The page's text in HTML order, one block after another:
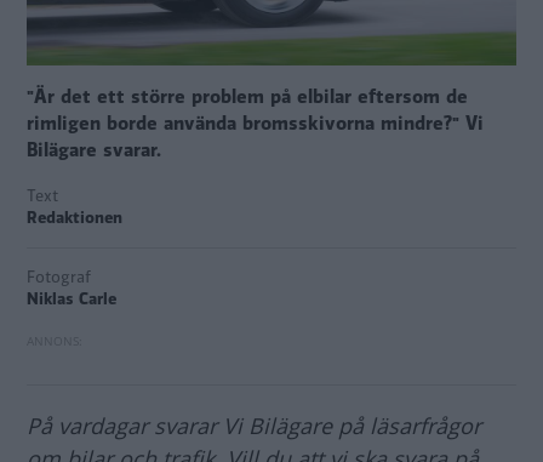
"Är det ett större problem på elbilar eftersom de
rimligen borde använda bromsskivorna mindre?" Vi
Bilägare svarar.
Text
Redaktionen
Fotograf
Niklas Carle
På vardagar svarar Vi Bilägare på läsarfrågor